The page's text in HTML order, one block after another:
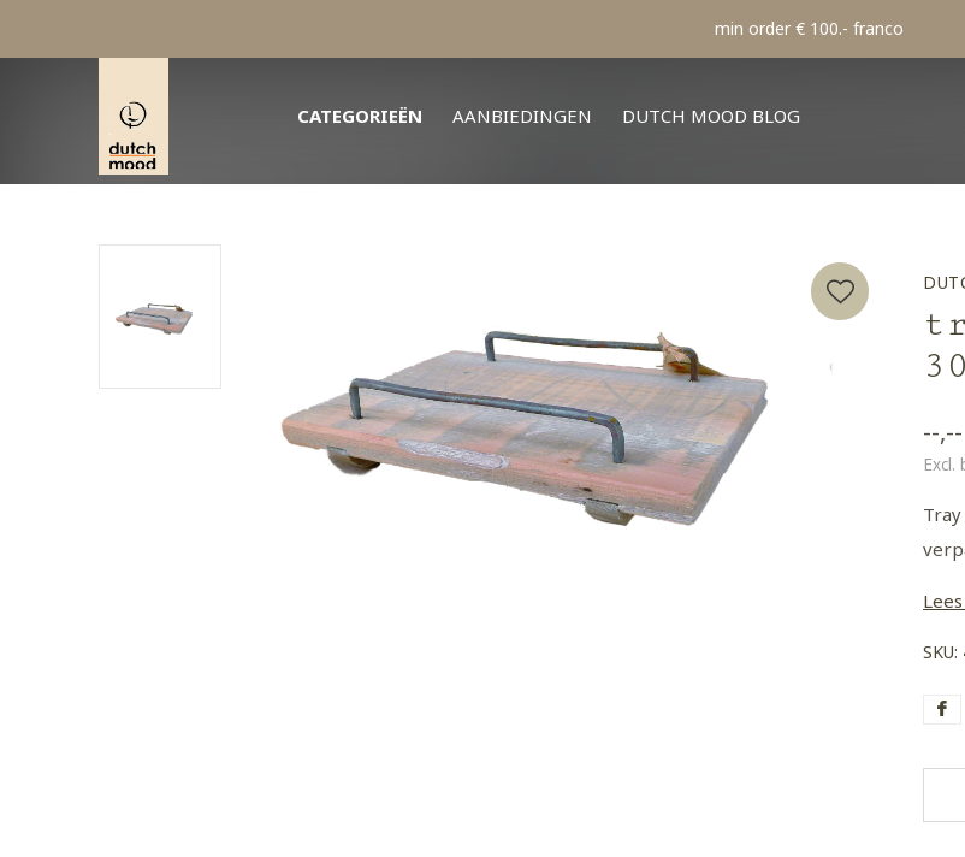
CATEGORIEËN AANBIEDINGEN DUTCH MOOD BLOG
min order € 100.- franco
30
--,--
Excl.
SKU: